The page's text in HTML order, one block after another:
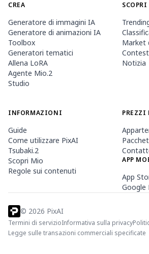
CREA
Generatore di immagini IA
Generatore di animazioni IA
Toolbox
Generatori tematici
Allena LoRA
Agente Mio.2
Studio
SCOPRI
Market
Contest
Notizia
INFORMAZIONI
Guide
Come utilizzare PixAI
Tsubaki.2
Scopri Mio
Regole sui contenuti
PREZZI
APP
App
Google
© 2026 PixAI
Termini di servizioInformativa sulla privacy
Legge sulle transazioni commerciali specificate